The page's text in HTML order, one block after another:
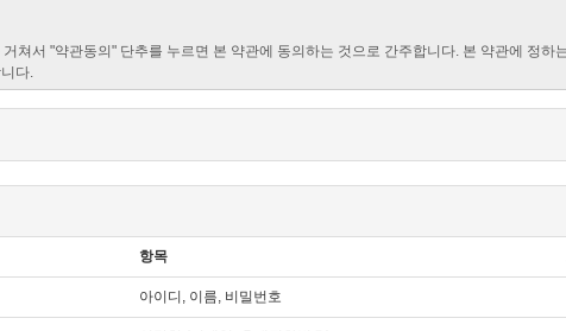
항목
아이디, 이름, 비밀번호